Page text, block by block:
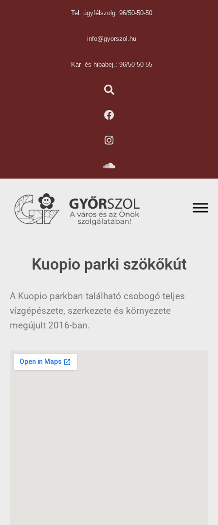
Tel. ügyfélszolg: 96/50-50-50
info@gyorszol.hu
Kár- és hibabej.: 96/50-50-55
Kuopio parki szökőkút
A Kuopio parkban található csobogó teljes
vízgépészete, szerkezete és környezete
megújult 2016-ban.